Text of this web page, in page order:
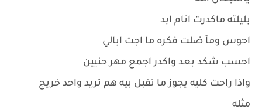
بليلته ماكدرت انام ابد
احوس ومآ ضلت فكره ما اجت ابالي
احسب شكد بعد واكدر اجمع مهر حنيين
واذا راحت كليه يجوز ما تقبل بيه هم تريد واحد خريج
مثله